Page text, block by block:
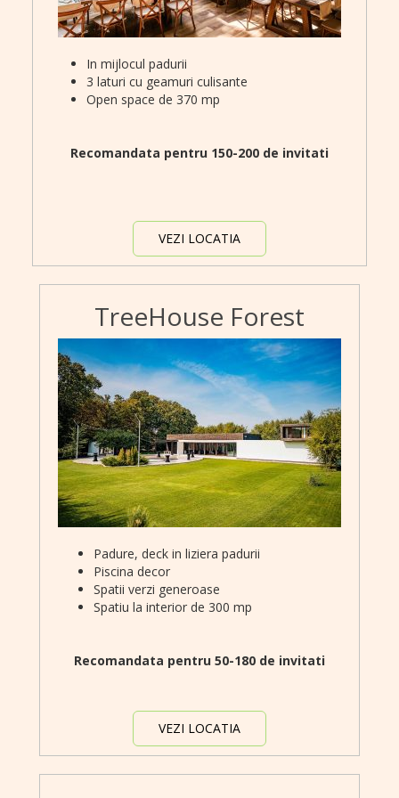
In mijlocul padurii
3 laturi cu geamuri culisante
Open space de 370 mp
Recomandata pentru 150-200 de invitati
VEZI LOCATIA
TreeHouse Forest
Padure, deck in liziera padurii
Piscina decor
Spatii verzi generoase
Spatiu la interior de 300 mp
Recomandata pentru 50-180 de invitati
VEZI LOCATIA